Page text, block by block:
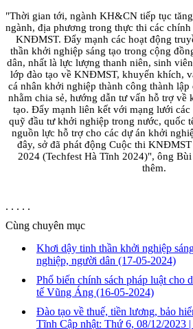
"Thời gian tới, ngành KH&CN tiếp tục
ngành, địa phương trong thực thi các
KNĐMST. Đẩy mạnh các hoạt động
thần khởi nghiệp sáng tạo trong cộng
dân, nhất là lực lượng thanh niên, sinh
lớp đào tạo về KNĐMST, khuyến khích,
cá nhân khởi nghiệp thành công thành
nhằm chia sẻ, hướng dẫn tư vấn hỗ trợ về
tạo. Đẩy mạnh liên kết với mạng lưới các
quỹ đầu tư khởi nghiệp trong nước, quốc
nguồn lực hỗ trợ cho các dự án khởi
đây, sở đã phát động Cuộc thi
2024 (Techfest Hà Tĩnh 2024)", ông
thêm.
. . . . .
Cùng chuyên mục
Khơi dậy tinh thần khởi nghiệp
nghiệp, người dân (17-05-2024)
Phổ biến chính sách pháp luật cho
tế Vũng Áng (16-05-2024)
Đào tạo về thuế, tiền lương, bảo
Tĩnh Cập nhật: Thứ 6, 08/12/2023